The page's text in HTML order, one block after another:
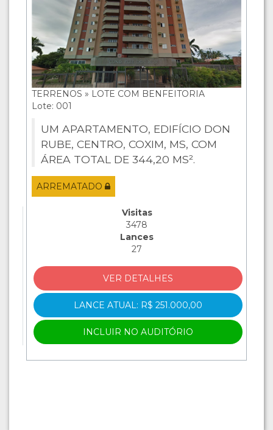
TERRENOS » LOTE COM BENFEITORIA
Lote: 001
UM APARTAMENTO, EDIFÍCIO DON
RUBE, CENTRO, COXIM, MS, COM
ÁREA TOTAL DE 344,20 MS².
ARREMATADO
Visitas
3478
Lances
27
VER DETALHES
LANCE ATUAL: R$ 251.000,00
INCLUIR NO AUDITÓRIO